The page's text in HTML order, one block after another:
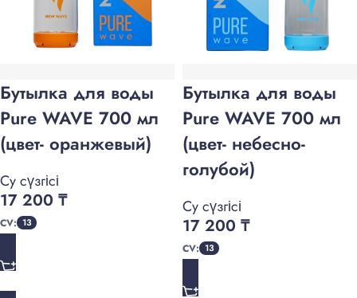
Бутылка для воды
Pure WAVE 700 мл
(цвет- оранжевый)
Су сүзгісі
17 200 ₸
CV: 13
Бутылка для воды
Pure WAVE 700 мл
(цвет- небесно-
голубой)
Су сүзгісі
17 200 ₸
CV: 13